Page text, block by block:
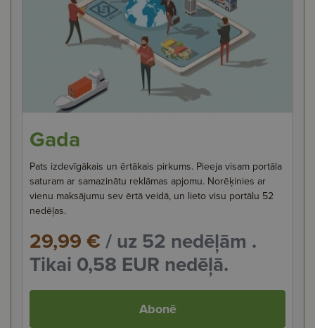
Gada
Pats izdevīgākais un ērtākais pirkums. Pieeja visam portāla
saturam ar samazinātu reklāmas apjomu. Norēķinies ar
vienu maksājumu sev ērtā veidā, un lieto visu portālu 52
nedēļas.
29,99 €/ uz 52 nedēļām .
Tikai 0,58 EUR nedēļā.
Abonē